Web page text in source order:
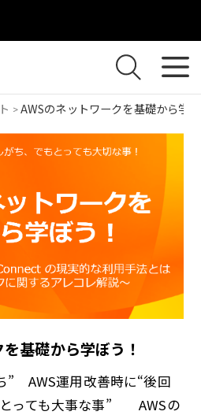
AWSのネットワークを基礎から学
基礎から学ぼう！
” AWS運用改善時に“後回
っても大事な事” AWSの